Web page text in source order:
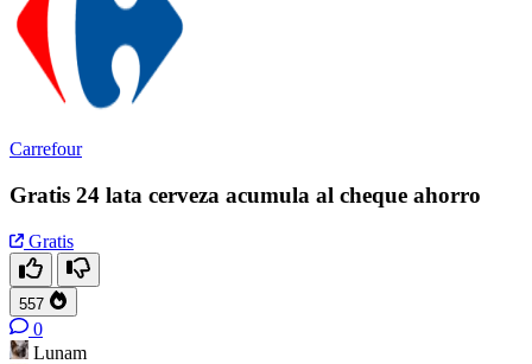
Carrefour
Gratis 24 lata cerveza acumula al cheque ahorro
Gratis
557
0
Lunam